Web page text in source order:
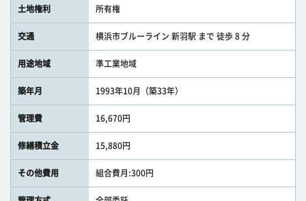
土地権利 所有権
交通 横浜市ブルーライン 新羽駅 まで 徒歩 8 分
用途地域 準工業地域
築年月 1993年10月（築33年）
管理費 16,670円
修繕積立金 15,880円
その他費用 組合費月:300円